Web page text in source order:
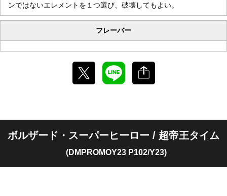
ンではないエレメントを１つ選び、破壊してもよい。
フレーバー
ボルザード・スーパーヒーロー / 超帝王タイム
(DMPROMOY23 P102/Y23)